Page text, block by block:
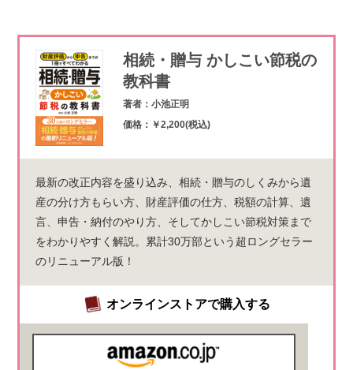
相続・贈与 かしこい節税の
教科書
著者：小池正明
価格：￥2,200(税込)
最新の改正内容を盛り込み、相続・贈与のしくみから遺
産の分け方もらい方、財産評価の仕方、税額の計算、遺
言、申告・納付のやり方、そしてかしこい節税対策まで
をわかりやすく解説。累計30万部という超ロングセラー
のリニューアル版！
オンラインストアで購入する